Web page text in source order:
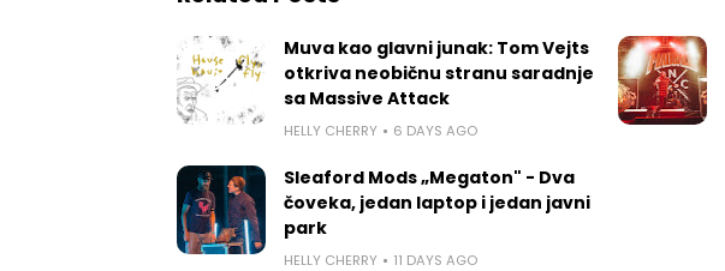
Muva kao glavni junak: Tom Vejts
otkriva neobičnu stranu saradnje
sa Massive Attack
HELLY CHERRY 6 DAYS AGO
Sleaford Mods „Megaton" - Dva
čoveka, jedan laptop i jedan javni
park
HELLY CHERRY 11 DAYS AGO